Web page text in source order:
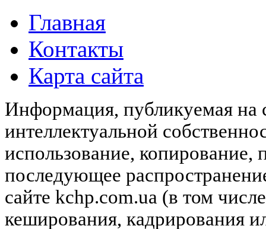
Главная
Контакты
Карта сайта
Информация, публикуемая на
интеллектуальной
использование, копирование,
последующее
сайте kchp.com.ua (в том
кеширования, кадрирования